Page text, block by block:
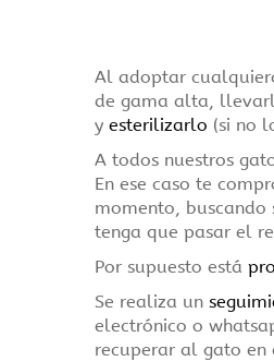
Al adoptar
de gama alta,
y esterilizarlo (si no
A todos nuestros
En ese caso te
momento, buscando
tenga que pasar el
Por supuesto está
Se realiza un
electrónico o
recuperar al gato